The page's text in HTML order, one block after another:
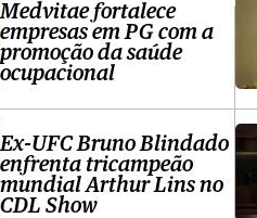
Medvitae fortalece
empresas em PG com a
promoção da saúde
ocupacional
Ex-UFC Bruno Blindado
enfrenta tricampeão
mundial Arthur Lins no
CDL Show